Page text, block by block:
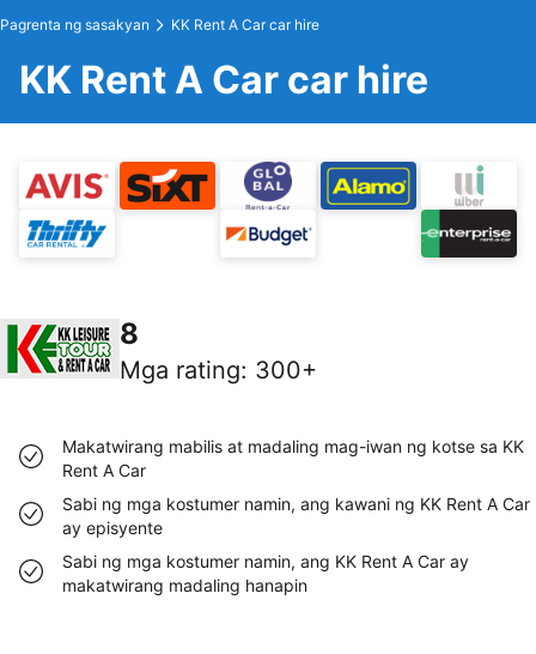
Pagrenta ng sasakyan KK Rent A Car car hire
KK Rent A Car car hire
8
Mga rating: 300+
Makatwirang mabilis at madaling mag-iwan ng kotse sa KK
Rent A Car
Sabi ng mga kostumer namin, ang kawani ng KK Rent A Car
ay episyente
Sabi ng mga kostumer namin, ang KK Rent A Car ay
makatwirang madaling hanapin